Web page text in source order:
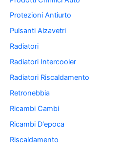
Protezioni Antiurto
Pulsanti Alzavetri
Radiatori
Radiatori Intercooler
Radiatori Riscaldamento
Retronebbia
Ricambi Cambi
Ricambi D'epoca
Riscaldamento